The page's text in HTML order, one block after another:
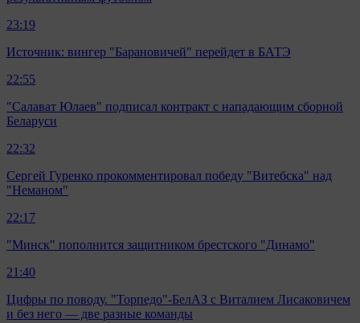
23:19
Источник: вингер "Барановичей" перейдет в БАТЭ
22:55
"Салават Юлаев" подписал контракт с нападающим сборной
Беларуси
22:32
Сергей Гуренко прокомментировал победу "Витебска" над
"Неманом"
22:17
"Минск" пополнится защитником брестского "Динамо"
21:40
Цифры по поводу. "Торпедо"-БелАЗ с Виталием Лисаковичем
и без него — две разные команды